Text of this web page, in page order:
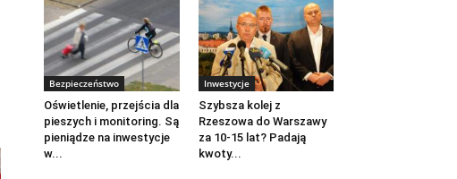
Bezpieczeństwo
Oświetlenie, przejścia dla
pieszych i monitoring. Są
pieniądze na inwestycje
w...
Inwestycje
Szybsza kolej z
Rzeszowa do Warszawy
za 10-15 lat? Padają
kwoty...